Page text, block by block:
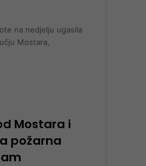
na nedjelju ugasila
Mostara,
Mostara i
požarna